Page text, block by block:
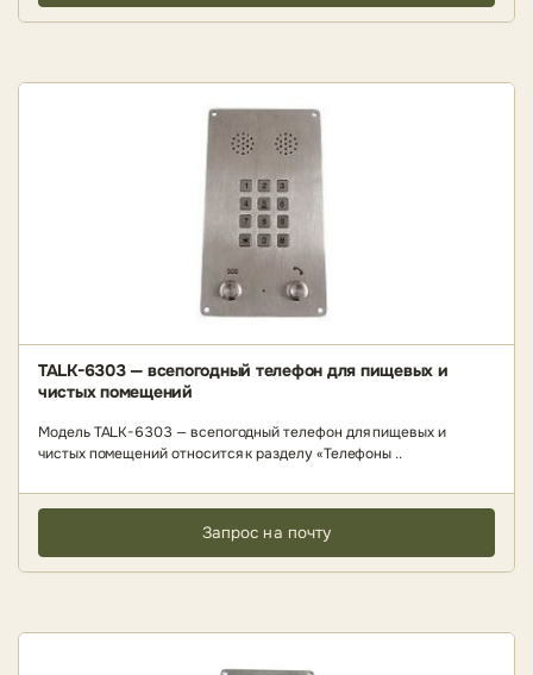
TALK-6303 — всепогодный телефон для пищевых и
чистых помещений
Модель TALK-6303 — всепогодный телефон для пищевых и
чистых помещений относится к разделу «Телефоны ..
Запрос на почту